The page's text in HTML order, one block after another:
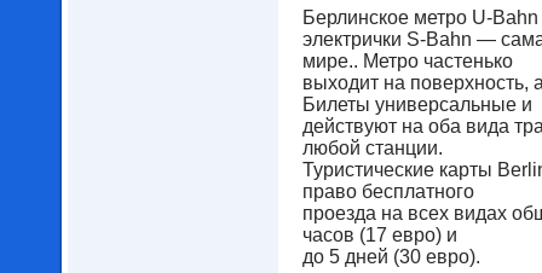
Берлинское метро U-Bahn
электрички S-Bahn —
мире.. Метро частенько
выходит на поверхность,
Билеты универсальные и
действуют на оба вида
любой станции.
Туристические карты
право бесплатного
проезда на всех видах
часов (17 евро) и
до 5 дней (30 евро).